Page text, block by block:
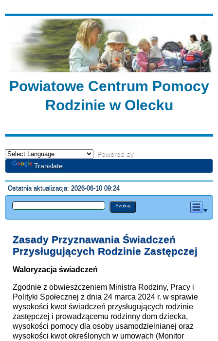
Powiatowe Centrum Pomocy
Rodzinie w Olecku
Powered by
Translate
Ostatnia aktualizacja: 2026-06-10 09:24
Zasady Przyznawania Świadczeń
Przysługujących Rodzinie Zastępczej
Waloryzacja świadczeń
Zgodnie z obwieszczeniem Ministra Rodziny, Pracy i
Polityki Społecznej z dnia 24 marca 2024 r. w sprawie
wysokości kwot świadczeń przysługujących rodzinie
zastępczej i prowadzącemu rodzinny dom dziecka,
wysokości pomocy dla osoby usamodzielnianej oraz
wysokości kwot określonych w umowach (Monitor